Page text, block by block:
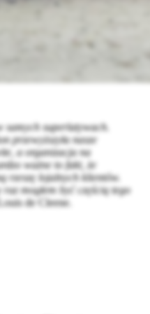
samych superlatywach.
przewyższyła nasze
a organizacja na
ważne to fakt, że
rzeszę lojalnych klientów.
mogłem być częścią tego
de Cleene.